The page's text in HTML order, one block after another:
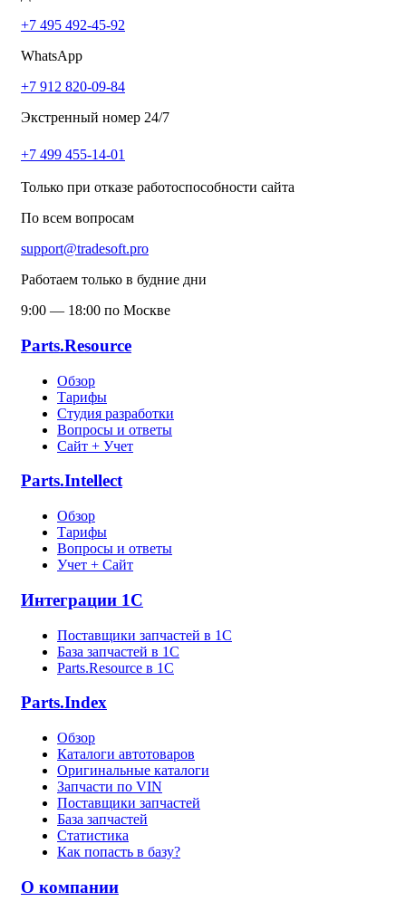
+7 495 492-45-92
WhatsApp
+7 912 820-09-84
Экстренный номер 24/7
+7 499 455-14-01
Только при отказе работоспособности сайта
По всем вопросам
support@tradesoft.pro
Работаем только в будние дни
9:00 — 18:00 по Москве
Parts.Resource
Обзор
Тарифы
Студия разработки
Вопросы и ответы
Сайт + Учет
Parts.Intellect
Обзор
Тарифы
Вопросы и ответы
Учет + Сайт
Интеграции 1С
Поставщики запчастей в 1C
База запчастей в 1С
Parts.Resource в 1C
Parts.Index
Обзор
Каталоги автотоваров
Оригинальные каталоги
Запчасти по VIN
Поставщики запчастей
База запчастей
Статистика
Как попасть в базу?
О компании